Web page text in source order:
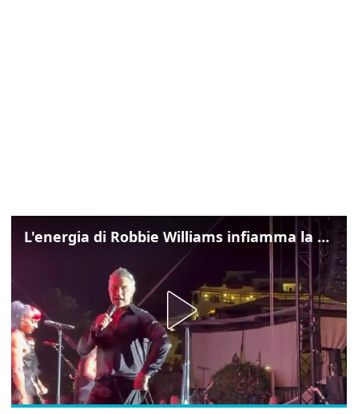
L'energia di Robbie Williams infiamma la Costa Smeralda